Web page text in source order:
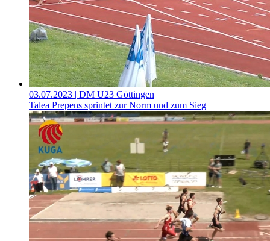
03.07.2023 | DM U23 Göttingen
Talea Prepens sprintet zur Norm und zum Sieg